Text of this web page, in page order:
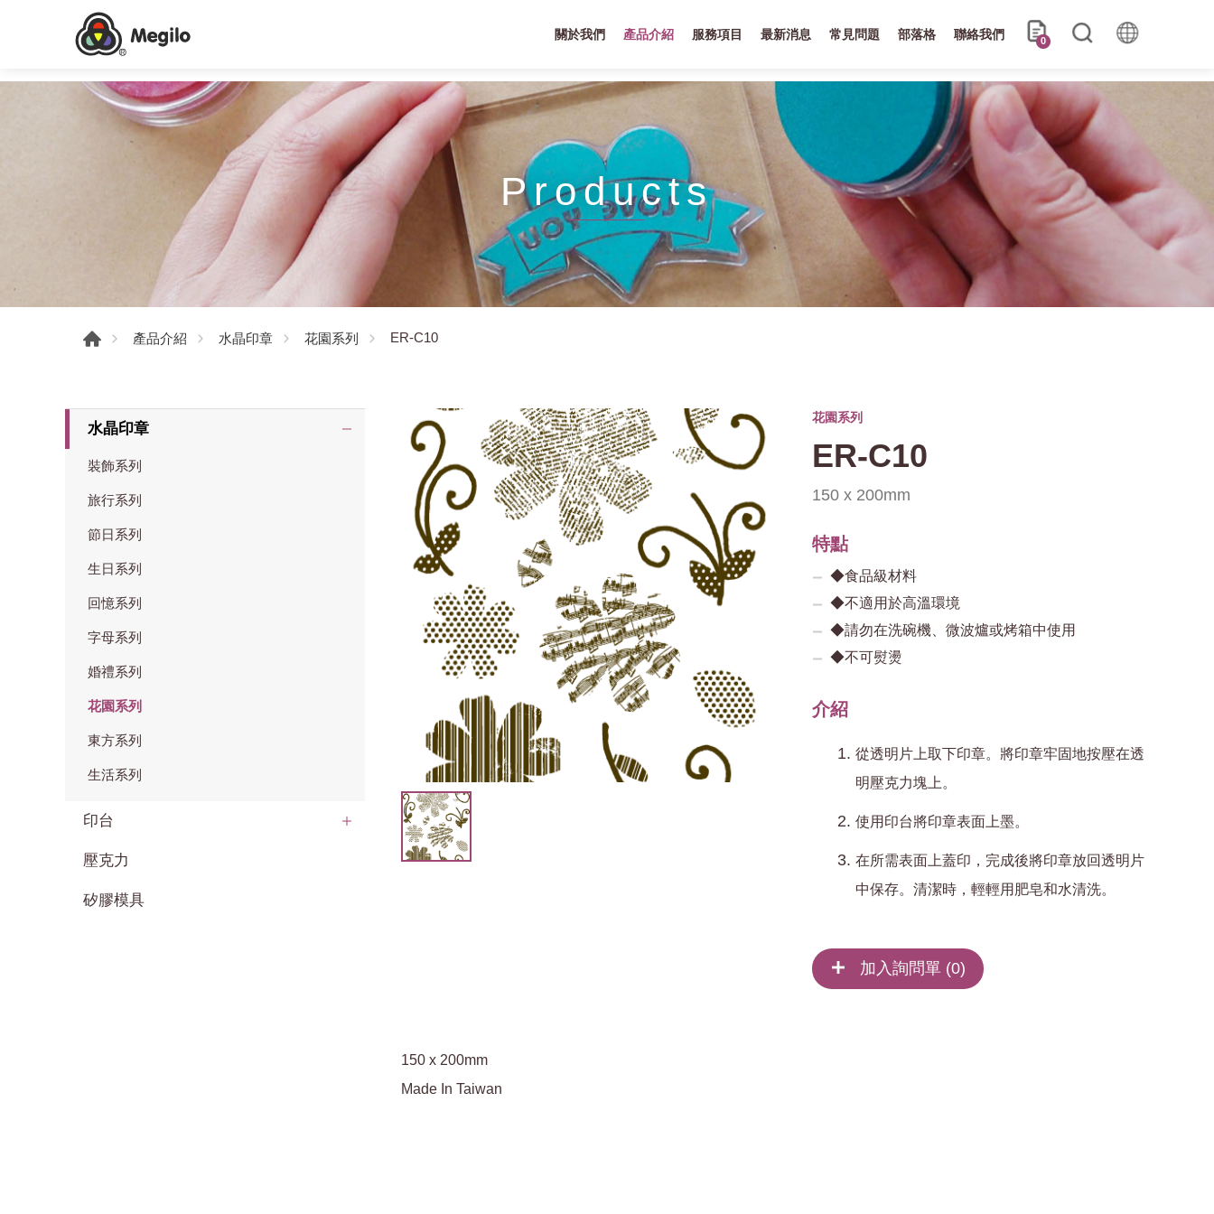
關於我們 產品介紹 服務項目 最新消息 常見問題 部落格 聯絡我們 0
Products
產品介紹 水晶印章 花園系列 ER-C10
水晶印章
裝飾系列
旅行系列
節日系列
生日系列
回憶系列
字母系列
婚禮系列
花園系列
東方系列
生活系列
印台
壓克力
矽膠模具
花園系列
ER-C10
150 x 200mm
特點
◆食品級材料
◆不適用於高溫環境
◆請勿在洗碗機、微波爐或烤箱中使用
◆不可熨燙
介紹
從透明片上取下印章。將印章牢固地按壓在透
明壓克力塊上。
使用印台將印章表面上墨。
在所需表面上蓋印，完成後將印章放回透明片
中保存。清潔時，輕輕用肥皂和水清洗。
加入詢問單 (0)
150 x 200mm
Made In Taiwan